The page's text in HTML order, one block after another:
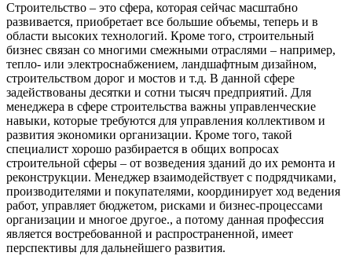
Строительство – это сфера, которая сейчас масштабно
развивается, приобретает все большие объемы, теперь и в
области высоких технологий. Кроме того, строительный
бизнес связан со многими смежными отраслями – например,
тепло- или электроснабжением, ландшафтным дизайном,
строительством дорог и мостов и т.д. В данной сфере
задействованы десятки и сотни тысяч предприятий. Для
менеджера в сфере строительства важны управленческие
навыки, которые требуются для управления коллективом и
развития экономики организации. Кроме того, такой
специалист хорошо разбирается в общих вопросах
строительной сферы – от возведения зданий до их ремонта и
реконструкции. Менеджер взаимодействует с подрядчиками,
производителями и покупателями, координирует ход ведения
работ, управляет бюджетом, рисками и бизнес-процессами
организации и многое другое., а потому данная профессия
является востребованной и распространенной, имеет
перспективы для дальнейшего развития.